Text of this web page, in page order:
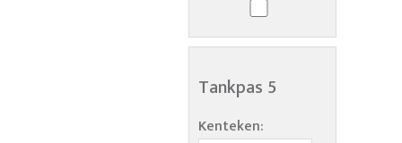
Tankpas 5
Kenteken: